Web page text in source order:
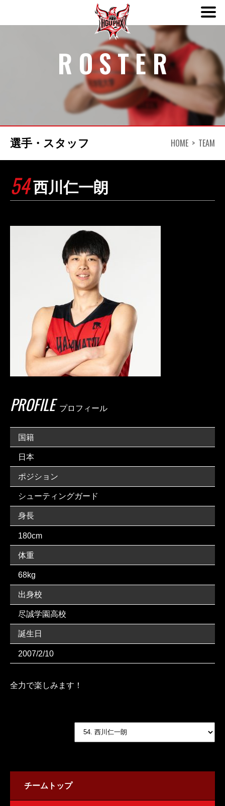
ABOUT
TEAM
SCHEDULE
CONTACT
ROSTER
選手・スタッフ HOME TEAM
54西川仁一朗
PROFILE プロフィール
国籍
日本
ポジション
シューティングガード
身長
180cm
体重
68kg
出身校
尽誠学園高校
誕生日
2007/2/10
全力で楽しみます！
チームトップ